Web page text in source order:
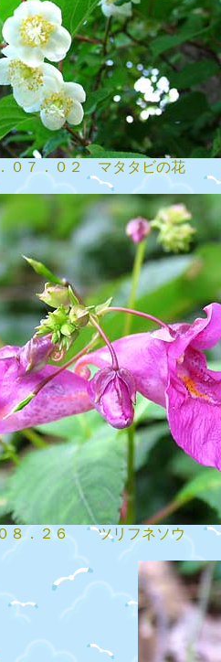
７．０２ マタタビの花
８．２６ ツリフネソウ